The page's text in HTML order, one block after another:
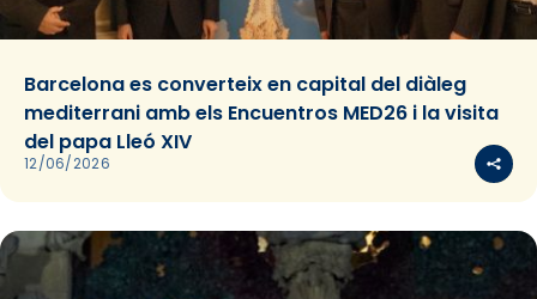
Barcelona es converteix en capital del diàleg
mediterrani amb els Encuentros MED26 i la visita
del papa Lleó XIV
12/06/2026